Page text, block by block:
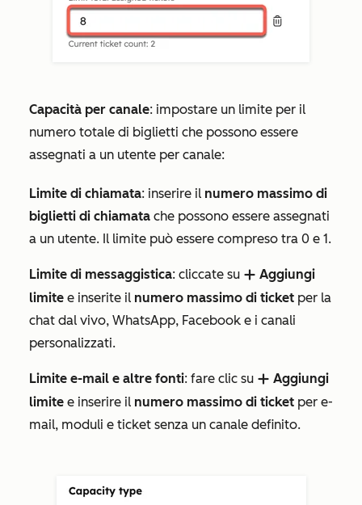
Capacità per canale: impostare un limite per il
numero totale di biglietti che possono essere
assegnati a un utente per canale:
Limite di chiamata: inserire il numero massimo di
biglietti di chiamata che possono essere assegnati
a un utente. Il limite può essere compreso tra 0 e 1.
Limite di messaggistica: cliccate su add Aggiungi
limite e inserite il numero massimo di ticket per la
chat dal vivo, WhatsApp, Facebook e i canali
personalizzati.
Limite e-mail e altre fonti: fare clic su add Aggiungi
limite e inserire il numero massimo di ticket per e-
mail, moduli e ticket senza un canale definito.